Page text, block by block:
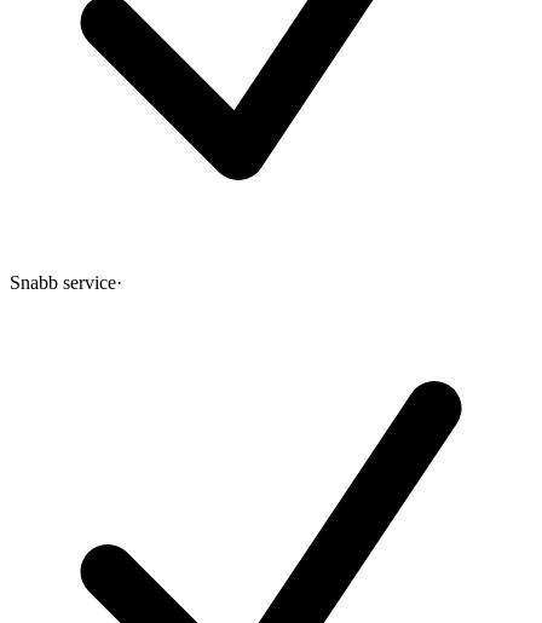
Snabb service·